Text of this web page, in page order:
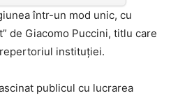
într-un mod unic, cu
de Giacomo Puccini, titlu care
instituției.
publicul cu lucrarea